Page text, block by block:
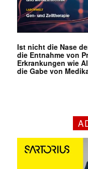
Ist nicht die Nase
die Entnahme von
Erkrankungen wie
die Gabe von